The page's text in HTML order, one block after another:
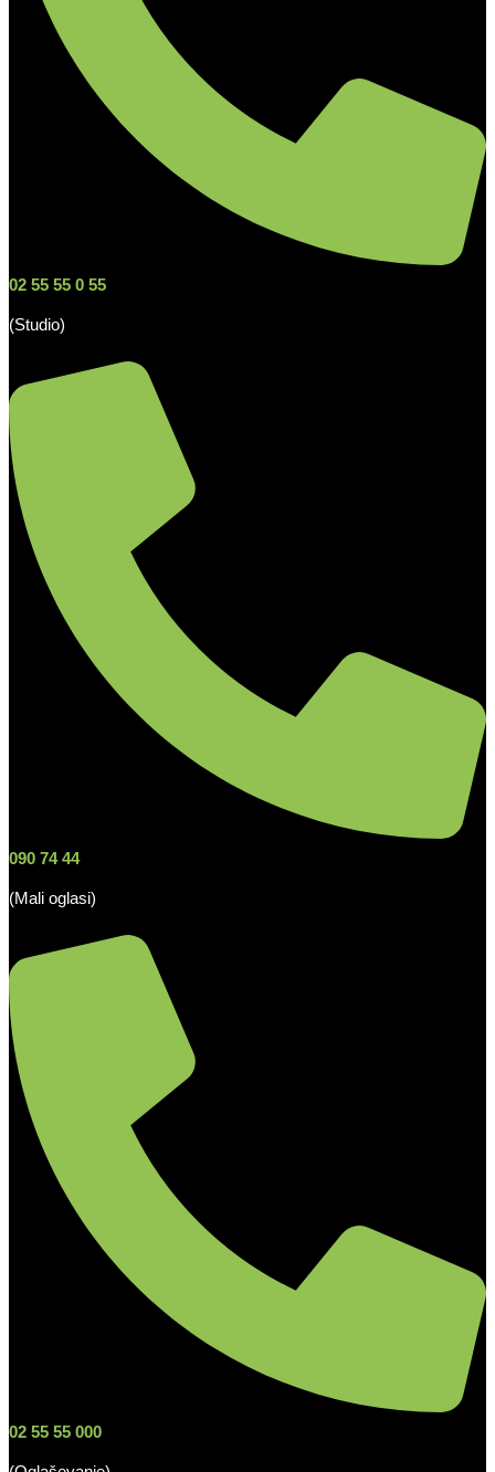
02 55 55 0 55
(Studio)
090 74 44
(Mali oglasi)
02 55 55 000